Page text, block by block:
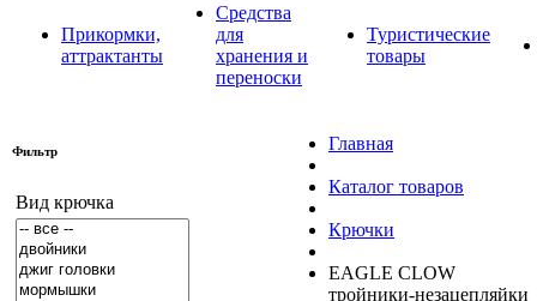
Прикормки,
аттрактанты
Средства
для
хранения и
переноски
Туристические
товары
Фильтр
Вид крючка
Главная
Каталог товаров
Крючки
EAGLE CLOW
тройники-незацепляйки